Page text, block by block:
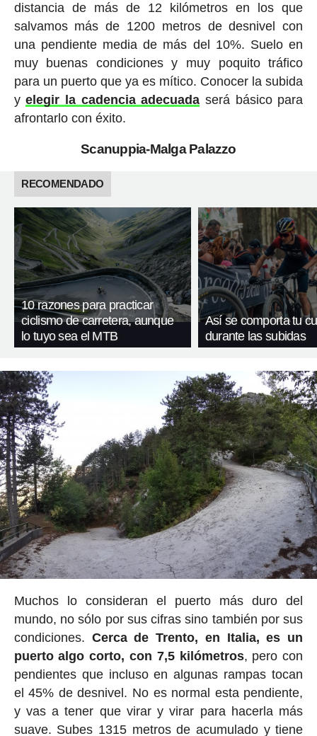
distancia de más de 12 kilómetros en los que
salvamos más de 1200 metros de desnivel con
una pendiente media de más del 10%. Suelo en
muy buenas condiciones y muy poquito tráfico
para un puerto que ya es mítico. Conocer la subida
yelegir la cadencia adecuada será básico para
afrontarlo con éxito.
Scanuppia-Malga Palazzo
RECOMENDADO
10 razones para practicar
ciclismo de carretera, aunque
lo tuyo sea el MTB
Así se comporta tu
durante las subidas
Muchos lo consideran el puerto más duro del
mundo, no sólo por sus cifras sino también por sus
condiciones. Cerca de Trento, en Italia, es un
puerto algo corto, con 7,5 kilómetros, pero con
pendientes que incluso en algunas rampas tocan
el 45% de desnivel. No es normal esta pendiente,
y vas a tener que virar y virar para hacerla más
suave. Subes 1315 metros de acumulado y tiene